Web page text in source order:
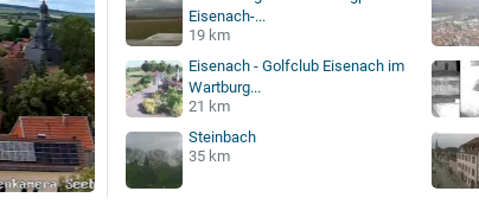
Eisenach-...
19 km
Eisenach - Golfclub Eisenach im
Wartburg...
21 km
Steinbach
35 km